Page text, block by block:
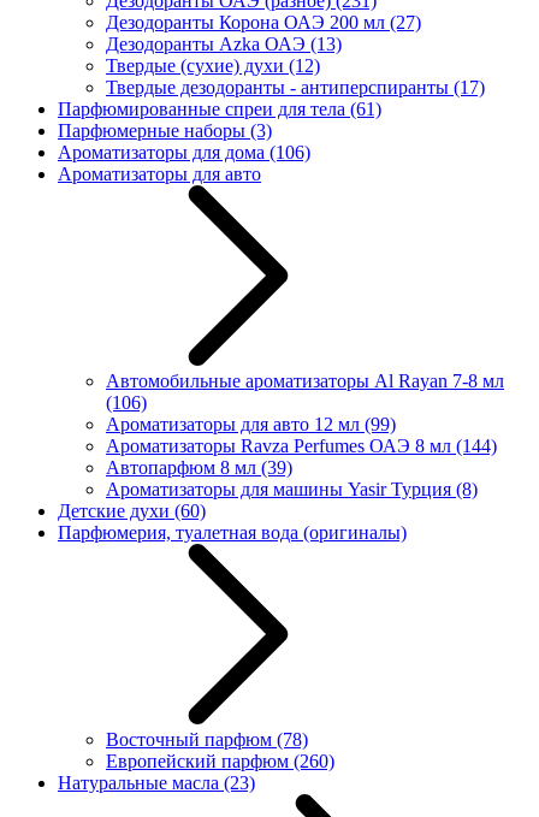
Дезодоранты Корона ОАЭ 200 мл (27)
Дезодоранты Azka ОАЭ (13)
Твердые (сухие) духи (12)
Твердые дезодоранты - антиперспиранты (17)
Парфюмированные спреи для тела (61)
Парфюмерные наборы (3)
Ароматизаторы для дома (106)
Ароматизаторы для авто
Автомобильные ароматизаторы Al Rayan 7-8 мл
(106)
Ароматизаторы для авто 12 мл (99)
Ароматизаторы Ravza Perfumes ОАЭ 8 мл (144)
Автопарфюм 8 мл (39)
Ароматизаторы для машины Yasir Турция (8)
Детские духи (60)
Парфюмерия, туалетная вода (оригиналы)
Восточный парфюм (78)
Европейский парфюм (260)
Натуральные масла (23)